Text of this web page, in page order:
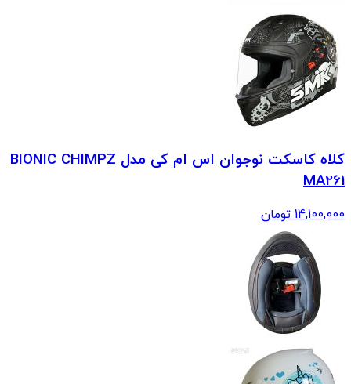
کلاه کاسکت نوجوان اس ام کی مدل BIONIC CHIMPZ
MA261
14,100,000 تومان